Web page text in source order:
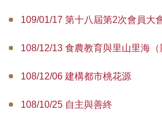
109/01/17 第十八屆第2次會員大
108/12/13 食農教育與里山里海（
108/12/06 建構都市桃花源
108/10/25 自主與善終